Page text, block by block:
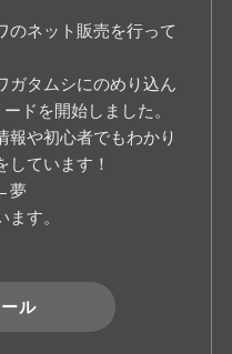
のネット販売を行って
ガタムシにのめり込ん
ドを開始しました。
報や初心者でもわかり
しています！
夢
す。
ル